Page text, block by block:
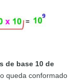
de base 10 de
queda conformado